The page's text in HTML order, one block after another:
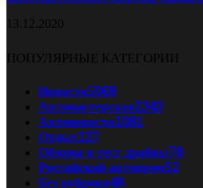
13.12.2020
ПОПУЛЯРНЫЕ КАТЕГОРИИ
Новости5068
Автомастерская2343
Автоновости1081
Отдых127
Обзоры и тест драйвы78
Российский автопром52
Без рубрики48